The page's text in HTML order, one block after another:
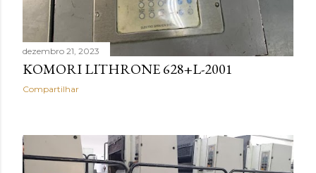
dezembro 21, 2023
KOMORI LITHRONE 628+L-2001
Compartilhar